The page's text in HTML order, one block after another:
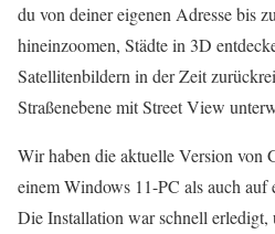
du von deiner eigenen Adresse bis
hineinzoomen, Städte in 3D
Satellitenbildern in der Zeit
Straßenebene mit Street View
Wir haben die aktuelle Version von
einem Windows 11-PC als auch
Die Installation war schnell